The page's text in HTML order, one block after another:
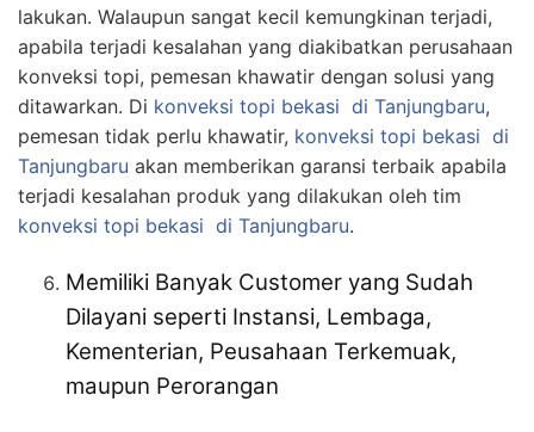
lakukan. Walaupun sangat kecil kemungkinan terjadi,
apabila terjadi kesalahan yang diakibatkan perusahaan
konveksi topi, pemesan khawatir dengan solusi yang
ditawarkan. Di konveksi topi bekasi di Tanjungbaru,
pemesan tidak perlu khawatir, konveksi topi bekasi di
Tanjungbaru akan memberikan garansi terbaik apabila
terjadi kesalahan produk yang dilakukan oleh tim
konveksi topi bekasi di Tanjungbaru.
Memiliki Banyak Customer yang Sudah
Dilayani seperti Instansi, Lembaga,
Kementerian, Peusahaan Terkemuak,
maupun Perorangan